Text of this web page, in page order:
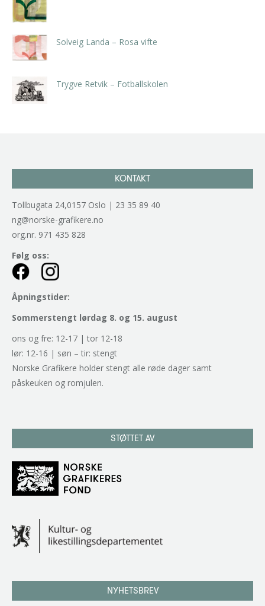
Solveig Landa – Rosa vifte
Trygve Retvik – Fotballskolen
KONTAKT
Tollbugata 24,0157 Oslo | 23 35 89 40
ng@norske-grafikere.no
org.nr. 971 435 828
Følg oss:
Åpningstider:
Sommerstengt lørdag 8. og 15. august
ons og fre: 12-17 | tor 12-18
lør: 12-16 | søn – tir: stengt
Norske Grafikere holder stengt alle røde dager samt
påskeuken og romjulen.
STØTTET AV
NYHETSBREV